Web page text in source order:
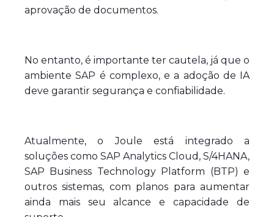
aprovação de documentos.
No entanto, é importante ter cautela, já que o
ambiente SAP é complexo, e a adoção de IA
deve garantir segurança e confiabilidade.
Atualmente, o Joule está integrado a
soluções como SAP Analytics Cloud, S/4HANA,
SAP Business Technology Platform (BTP) e
outros sistemas, com planos para aumentar
ainda mais seu alcance e capacidade de